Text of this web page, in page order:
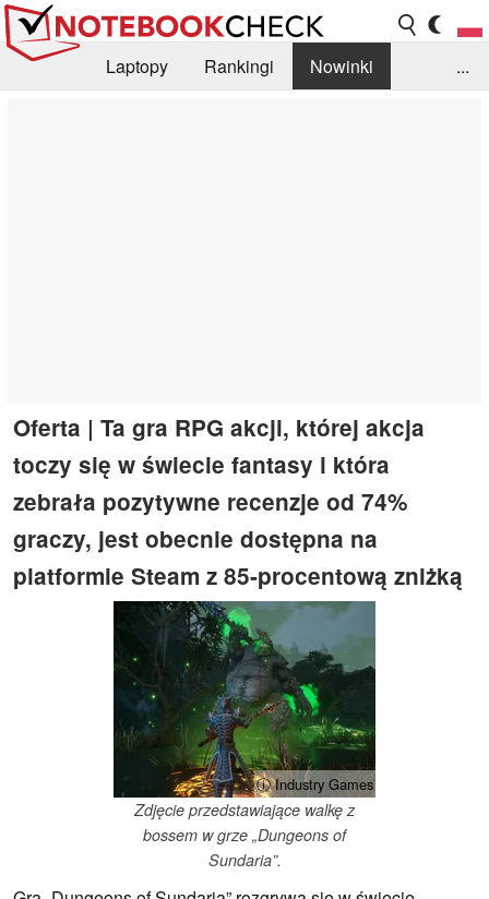
Laptopy Rankingi
Nowinki
...
Oferta | Ta gra RPG akcji, której akcja
toczy się w świecie fantasy i która
zebrała pozytywne recenzje od 74%
graczy, jest obecnie dostępna na
platformie Steam z 85-procentową zniżką
ⓘ Industry Games
Zdjęcie przedstawiające walkę z
bossem w grze „Dungeons of
Sundaria”.